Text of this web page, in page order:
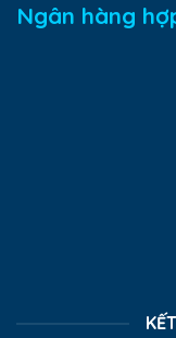
Ngân hàng